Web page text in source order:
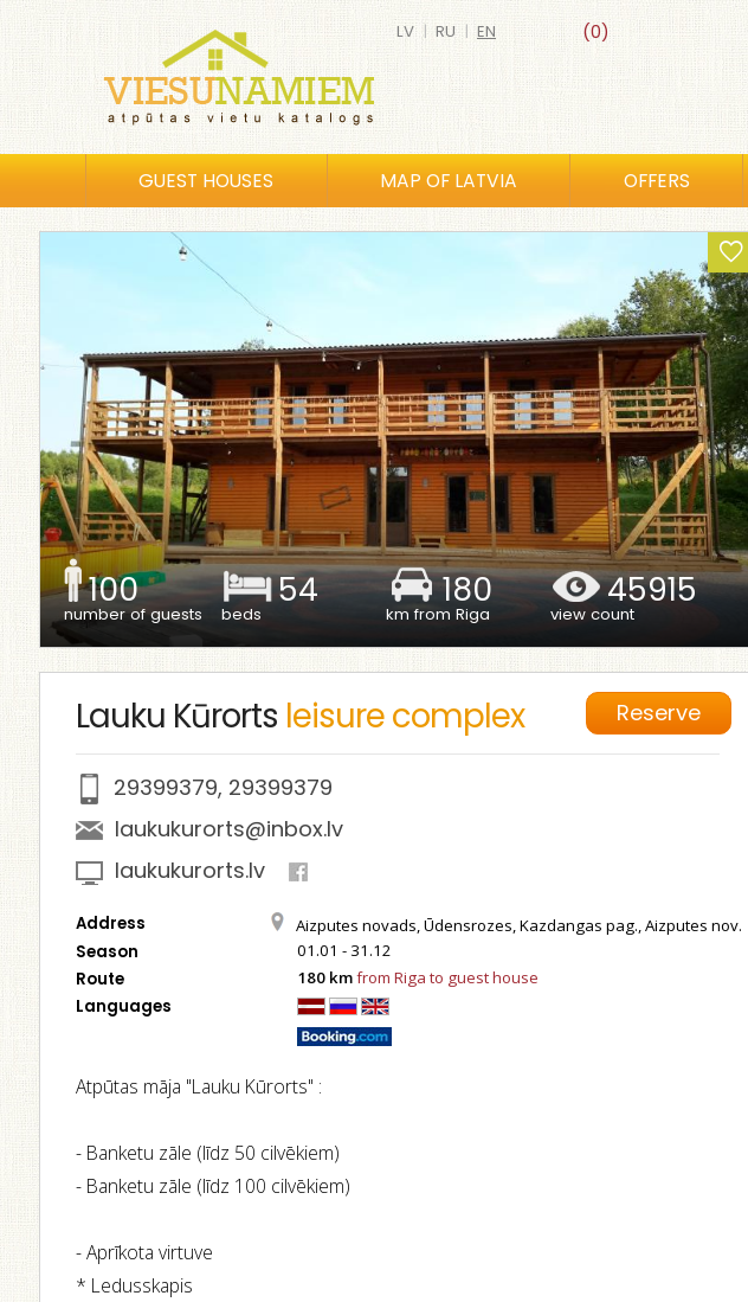
(0)
LV | RU | EN
GUEST HOUSES MAP OF LATVIA OFFERS
100
number of guests
54
beds
180
km from Riga
45915
view count
Lauku Kūrorts leisure complex Reserve
29399379, 29399379
laukukurorts@inbox.lv
laukukurorts.lv
Address Aizputes novads, Ūdensrozes, Kazdangas pag., Aizputes nov.
Season 01.01 - 31.12
Route 180 kmfrom Riga to guest house
Languages
Atpūtas māja "Lauku Kūrorts" :
- Banketu zāle (līdz 50 cilvēkiem)
- Banketu zāle (līdz 100 cilvēkiem)
- Aprīkota virtuve
* Ledusskapis